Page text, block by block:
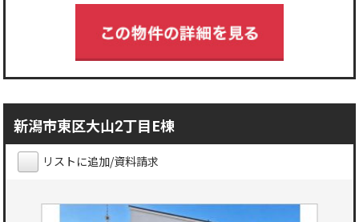
新潟市東区大山2丁目E棟
リストに追加/資料請求